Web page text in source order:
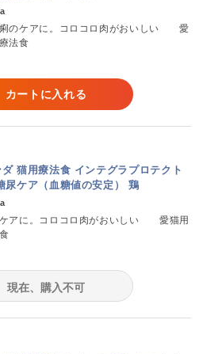
のケアに。コロコロ肉がおいしい 愛
法食
カートに入れる
猫用療法食 インテグラプロテクト
尿ケア（血糖値の安定） 鶏
アに。コロコロ肉がおいしい 愛猫用
現在、購入不可